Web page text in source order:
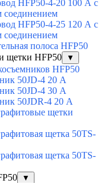
HFP50-4-20 100 А с
соединением
HFP50-4-25 120 А с
соединением
полоса HFP50
щетки HFP50
▼
HFP50
50JD-4 20 А
50JD-4 30 А
50JDR-4 20 А
щетки
щетка 50TS-
щетка 50TS-
▼